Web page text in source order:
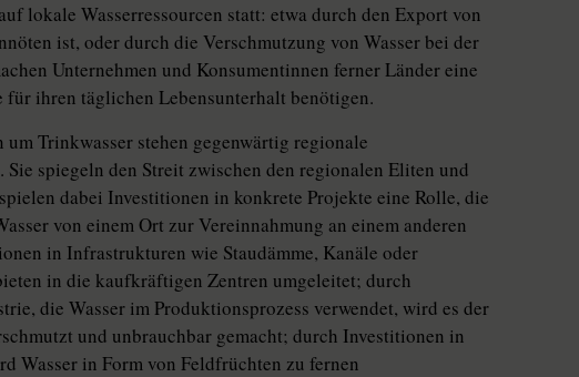
lokale Wasserressourcen statt: etwa durch den Export von
ist, oder durch die Verschmutzung von Wasser bei der
Unternehmen und Konsumentinnen ferner Länder eine
für ihren täglichen Lebensunterhalt benötigen.
Trinkwasser stehen gegenwärtig regionale
spiegeln den Streit zwischen den regionalen Eliten und
dabei Investitionen in konkrete Projekte eine Rolle, die
von einem Ort zur Vereinnahmung an einem anderen
in Infrastrukturen wie Staudämme, Kanäle oder
in die kaufkräftigen Zentren umgeleitet; durch
die Wasser im Produktionsprozess verwendet, wird es der
und unbrauchbar gemacht; durch Investitionen in
Wasser in Form von Feldfrüchten zu fernen